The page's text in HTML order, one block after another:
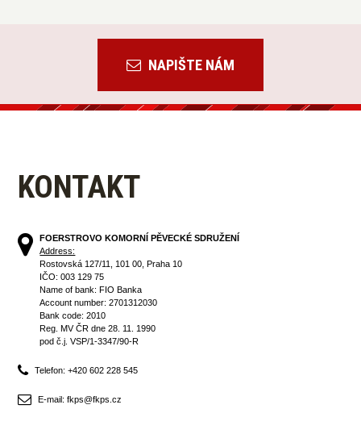
NAPIŠTE NÁM
KONTAKT
FOERSTROVO KOMORNÍ PĚVECKÉ SDRUŽENÍ
Address:
Rostovská 127/11, 101 00, Praha 10
IČO: 003 129 75
Name of bank: FIO Banka
Account number: 2701312030
Bank code: 2010
Reg. MV ČR dne 28. 11. 1990
pod č.j. VSP/1-3347/90-R
Telefon: +420 602 228 545
E-mail: fkps@fkps.cz